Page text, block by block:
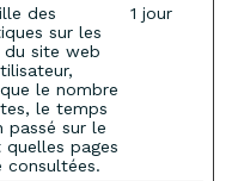
des
sur les
du site web
le nombre
le temps
passé sur le
pages
consultées.
1 jour